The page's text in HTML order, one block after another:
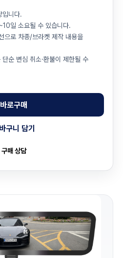
입니다.
일 소요될 수 있습니다.
으로 차종/브라켓 제작 내용을
순 변심 취소·환불이 제한될 수
바로구매
구니 담기
구매 상담